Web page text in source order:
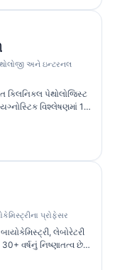
અને ઇન્ટરનલ
ક્લિનિકલ પેથોલોજિસ્ટ
વિશ્લેષણમાં 18
કેમિસ્ટ્રીમાં વિશેષ
બાયોમાર્કર
રીતે પ્રકાશિત કરે
પ્રોફેસર
લેબોરેટરી
વર્ષનું નિષ્ણાતત્વ છે.
ભૂતપૂર્વ પ્રમુખ